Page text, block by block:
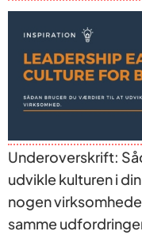
Underoverskrift:
udvikle kulturen i
nogen
samme